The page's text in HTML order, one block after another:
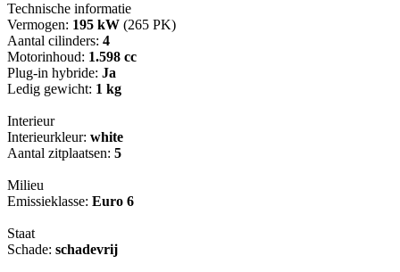
Technische informatie
Vermogen: 195 kW (265 PK)
Aantal cilinders: 4
Motorinhoud: 1.598 cc
Plug-in hybride: Ja
Ledig gewicht: 1 kg
Interieur
Interieurkleur: white
Aantal zitplaatsen: 5
Milieu
Emissieklasse: Euro 6
Staat
Schade: schadevrij